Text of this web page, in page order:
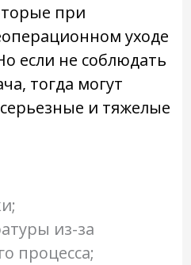
при
уходе
если не соблюдать
тогда могут
и тяжелые
из-за
процесса;